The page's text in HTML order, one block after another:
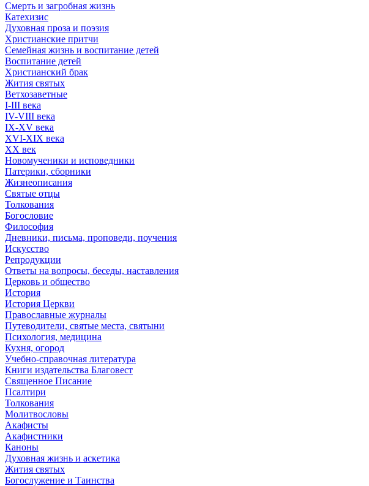
Смерть и загробная жизнь
Катехизис
Духовная проза и поэзия
Христианские притчи
Семейная жизнь и воспитание детей
Воспитание детей
Христианский брак
Жития святых
Ветхозаветные
I-III века
IV-VIII века
IX-XV века
XVI-XIX века
XX век
Новомученики и исповедники
Патерики, сборники
Жизнеописания
Святые отцы
Толкования
Богословие
Философия
Дневники, письма, проповеди, поучения
Искусство
Репродукции
Ответы на вопросы, беседы, наставления
Церковь и общество
История
История Церкви
Православные журналы
Путеводители, святые места, святыни
Психология, медицина
Кухня, огород
Учебно-справочная литература
Книги издательства Благовест
Священное Писание
Псалтири
Толкования
Молитвословы
Акафисты
Акафистники
Каноны
Духовная жизнь и аскетика
Жития святых
Богослужение и Таинства